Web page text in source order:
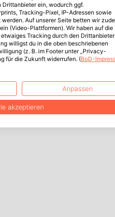
ein, wodurch ggf.
Tracking-Pixel, IP-Adressen sowie
Auf unserer Seite betten wir
(Video-Plattformen). Wir haben auf die
Tracking durch den Drittanbieter
willigst du in die oben beschriebenen
(z. B. im Footer unter „Privacy-
für die Zukunft widerrufen. (BoD-
Anpassen
akzeptieren